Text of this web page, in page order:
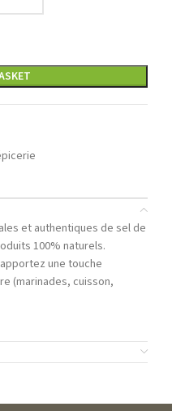
et authentiques de sel de
100% naturels.
une touche
(marinades, cuisson,